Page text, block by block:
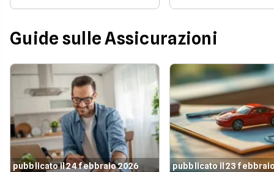
Guide sulle Assicurazioni
pubblicato il 24 febbraio 2026 pubblicato il 23